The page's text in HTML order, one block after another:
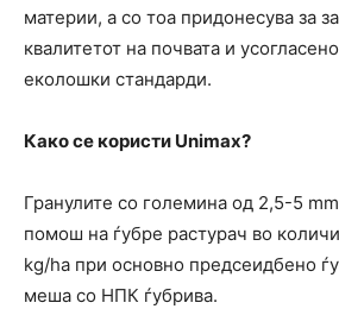
материи, а со тоа придонесува за
квалитетот на почвата и
еколошки стандарди.
Како се користи Unimax?
Гранулите со големина од 2,5-5
помош на ѓубре растурач во
kg/ha при основно предсеидбено
меша со НПК ѓубрива.